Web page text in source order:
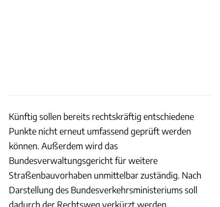
Künftig sollen bereits rechtskräftig entschiedene
Punkte nicht erneut umfassend geprüft werden
können. Außerdem wird das
Bundesverwaltungsgericht für weitere
Straßenbauvorhaben unmittelbar zuständig. Nach
Darstellung des Bundesverkehrsministeriums soll
dadurch der Rechtsweg verkürzt werden.